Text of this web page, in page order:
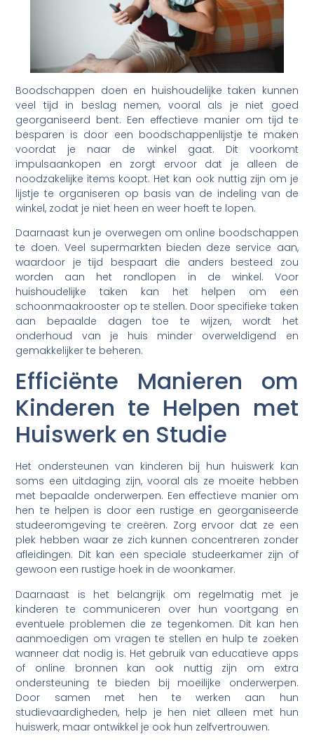
Boodschappen doen en huishoudelijke taken kunnen
veel tijd in beslag nemen, vooral als je niet goed
georganiseerd bent. Een effectieve manier om tijd te
besparen is door een boodschappenlijstje te maken
voordat je naar de winkel gaat. Dit voorkomt
impulsaankopen en zorgt ervoor dat je alleen de
noodzakelijke items koopt. Het kan ook nuttig zijn om je
lijstje te organiseren op basis van de indeling van de
winkel, zodat je niet heen en weer hoeft te lopen.
Daarnaast kun je overwegen om online boodschappen
te doen. Veel supermarkten bieden deze service aan,
waardoor je tijd bespaart die anders besteed zou
worden aan het rondlopen in de winkel. Voor
huishoudelijke taken kan het helpen om een
schoonmaakrooster op te stellen. Door specifieke taken
aan bepaalde dagen toe te wijzen, wordt het
onderhoud van je huis minder overweldigend en
gemakkelijker te beheren.
Efficiënte Manieren om
Kinderen te Helpen met
Huiswerk en Studie
Het ondersteunen van kinderen bij hun huiswerk kan
soms een uitdaging zijn, vooral als ze moeite hebben
met bepaalde onderwerpen. Een effectieve manier om
hen te helpen is door een rustige en georganiseerde
studeeromgeving te creëren. Zorg ervoor dat ze een
plek hebben waar ze zich kunnen concentreren zonder
afleidingen. Dit kan een speciale studeerkamer zijn of
gewoon een rustige hoek in de woonkamer.
Daarnaast is het belangrijk om regelmatig met je
kinderen te communiceren over hun voortgang en
eventuele problemen die ze tegenkomen. Dit kan hen
aanmoedigen om vragen te stellen en hulp te zoeken
wanneer dat nodig is. Het gebruik van educatieve apps
of online bronnen kan ook nuttig zijn om extra
ondersteuning te bieden bij moeilijke onderwerpen.
Door samen met hen te werken aan hun
studievaardigheden, help je hen niet alleen met hun
huiswerk, maar ontwikkel je ook hun zelfvertrouwen.